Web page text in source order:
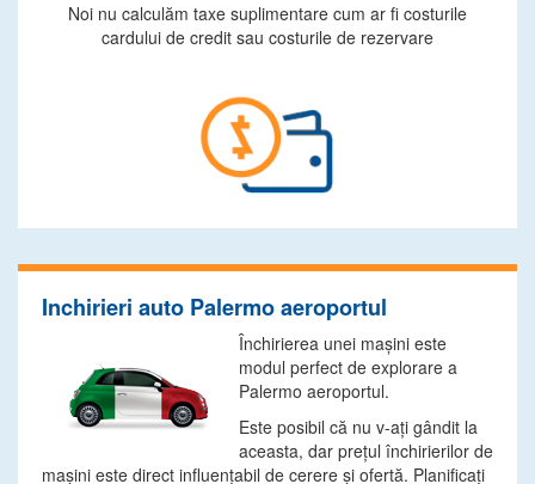
Noi nu calculăm taxe suplimentare cum ar fi costurile
cardului de credit sau costurile de rezervare
Inchirieri auto Palermo aeroportul
Închirierea unei maşini este
modul perfect de explorare a
Palermo aeroportul.
Este posibil că nu v-aţi gândit la
aceasta, dar preţul închirierilor de
maşini este direct influenţabil de cerere şi ofertă. Planificaţi